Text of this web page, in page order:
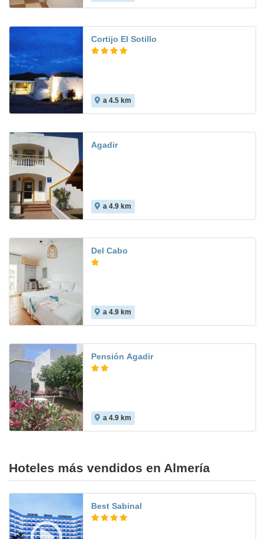
Cortijo El Sotillo
a 4.5 km
Agadir
a 4.9 km
Del Cabo
a 4.9 km
Pensión Agadir
a 4.9 km
Hoteles más vendidos en Almería
Best Sabinal